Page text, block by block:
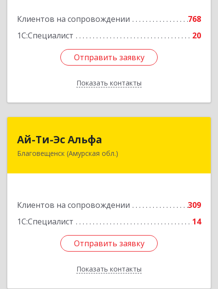
Клиентов на сопровождении
768
1С:Специалист
20
Отправить заявку
Показать контакты
Отправить заявку
Назад
Ай-Ти-Эс Альфа
Благовещенск (Амурская обл.)
Клиентов на сопровождении
309
1С:Специалист
14
Отправить заявку
Показать контакты
675000, Амурская обл, Благовещенск г, Зейская
Отправить заявку
Назад